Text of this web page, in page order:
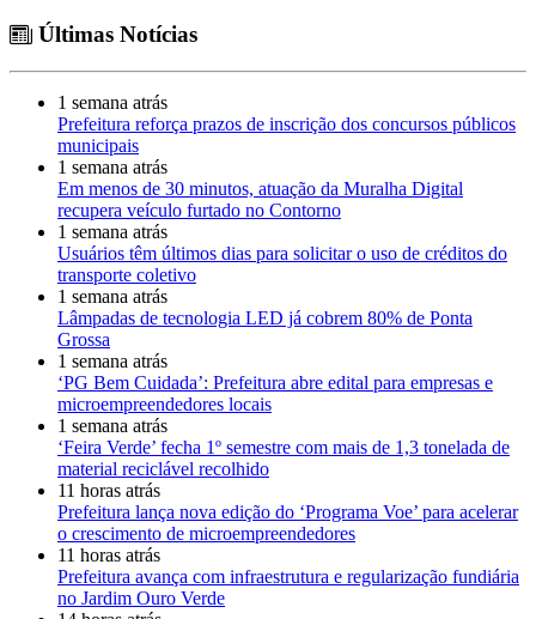
Últimas Notícias
1 semana atrás
Prefeitura reforça prazos de inscrição dos concursos públicos
municipais
1 semana atrás
Em menos de 30 minutos, atuação da Muralha Digital
recupera veículo furtado no Contorno
1 semana atrás
Usuários têm últimos dias para solicitar o uso de créditos do
transporte coletivo
1 semana atrás
Lâmpadas de tecnologia LED já cobrem 80% de Ponta
Grossa
1 semana atrás
‘PG Bem Cuidada’: Prefeitura abre edital para empresas e
microempreendedores locais
1 semana atrás
‘Feira Verde’ fecha 1º semestre com mais de 1,3 tonelada de
material reciclável recolhido
11 horas atrás
Prefeitura lança nova edição do ‘Programa Voe’ para acelerar
o crescimento de microempreendedores
11 horas atrás
Prefeitura avança com infraestrutura e regularização fundiária
no Jardim Ouro Verde